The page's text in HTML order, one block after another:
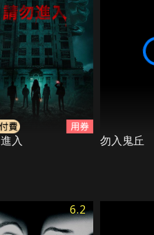
入 勿入鬼丘
6.2